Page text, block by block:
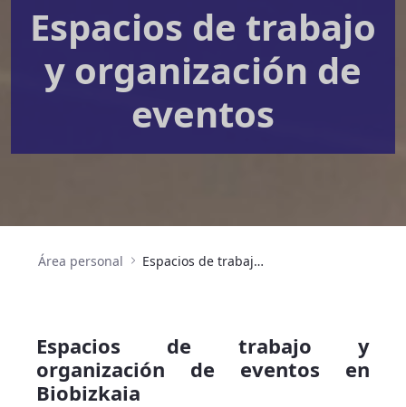
Espacios de trabajo
y organización de
eventos
Área personal Espacios de trabajo y organización de eventos
Espacios de trabajo y
organización de eventos en
Biobizkaia